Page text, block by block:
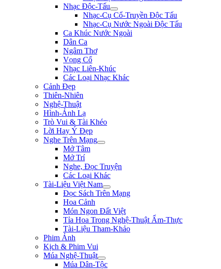
Nhạc Độc-Tấu
Nhạc-Cụ Cổ-Truyền Độc Tấu
Nhạc-Cụ Nước Ngoài Độc Tấu
Ca Khúc Nước Ngoài
Dân Ca
Ngâm Thơ
Vọng Cổ
Nhạc Liên-Khúc
Các Loại Nhạc Khác
Cảnh Đẹp
Thiên-Nhiên
Nghệ-Thuật
Hình-Ảnh Lạ
Trò Vui & Tài Khéo
Lời Hay Ý Đẹp
Nghe Trên Mạng
Mở Tâm
Mở Trí
Nghe, Đọc Truyện
Các Loại Khác
Tài-Liệu Việt Nam
Đọc Sách Trên Mạng
Hoa Cảnh
Món Ngon Đất Việt
Tỉa Hoa Trong Nghệ-Thuật Ẩm-Thực
Tài-Liệu Tham-Khảo
Phim Ảnh
Kịch & Phim Vui
Múa Nghệ-Thuật
Múa Dân-Tộc